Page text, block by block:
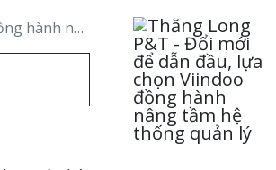
thống quản lý